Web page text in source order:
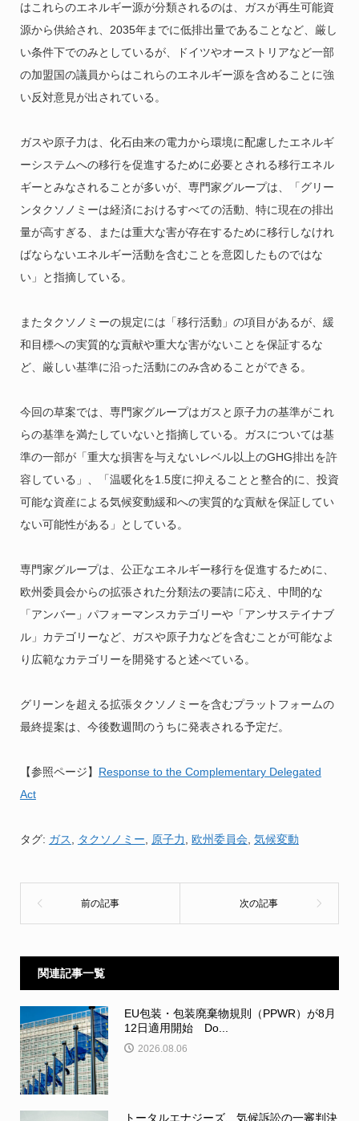
はこれらのエネルギー源が分類されるのは、ガスが再生可能資
源から供給され、2035年までに低排出量であることなど、厳し
い条件下でのみとしているが、ドイツやオーストリアなど一部
の加盟国の議員からはこれらのエネルギー源を含めることに強
い反対意見が出されている。
ガスや原子力は、化石由来の電力から環境に配慮したエネルギ
ーシステムへの移行を促進するために必要とされる移行エネル
ギーとみなされることが多いが、専門家グループは、「グリー
ンタクソノミーは経済におけるすべての活動、特に現在の排出
量が高すぎる、または重大な害が存在するために移行しなけれ
ばならないエネルギー活動を含むことを意図したものではな
い」と指摘している。
またタクソノミーの規定には「移行活動」の項目があるが、緩
和目標への実質的な貢献や重大な害がないことを保証するな
ど、厳しい基準に沿った活動にのみ含めることができる。
今回の草案では、専門家グループはガスと原子力の基準がこれ
らの基準を満たしていないと指摘している。ガスについては基
準の一部が「重大な損害を与えないレベル以上のGHG排出を許
容している」、「温暖化を1.5度に抑えることと整合的に、投資
可能な資産による気候変動緩和への実質的な貢献を保証してい
ない可能性がある」としている。
専門家グループは、公正なエネルギー移行を促進するために、
欧州委員会からの拡張された分類法の要請に応え、中間的な
「アンバー」パフォーマンスカテゴリーや「アンサステイナブ
ル」カテゴリーなど、ガスや原子力などを含むことが可能なよ
り広範なカテゴリーを開発すると述べている。
グリーンを超える拡張タクソノミーを含むプラットフォームの
最終提案は、今後数週間のうちに発表される予定だ。
【参照ページ】 Response to the Complementary Delegated
Act
タグ: ガス タクソノミー 原子力 欧州委員会, 気候変動
関連記事一覧
EU包装・包装廃棄物規則（PPWR）が8月
12日適用開始 Do...
2026.08.06
トータルエナジーズ、気候訴訟の一審判決